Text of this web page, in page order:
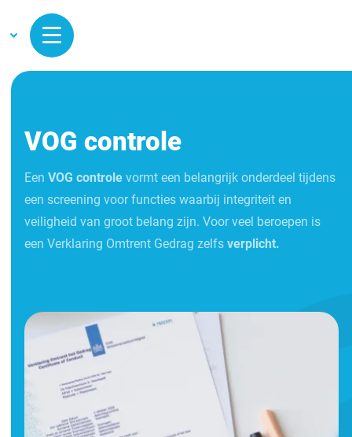
VOG controle
Een VOG controle vormt een belangrijk onderdeel tijdens
een screening voor functies waarbij integriteit en
veiligheid van groot belang zijn. Voor veel beroepen is
een Verklaring Omtrent Gedrag zelfsverplicht.